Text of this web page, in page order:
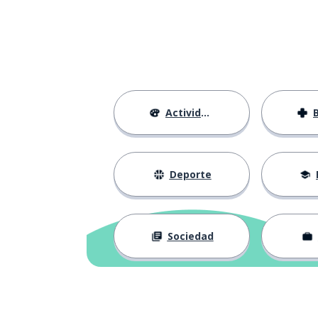
el deporte
el equipo
primero;
das Spiel el juego
Actividades
Deporte
Sociedad